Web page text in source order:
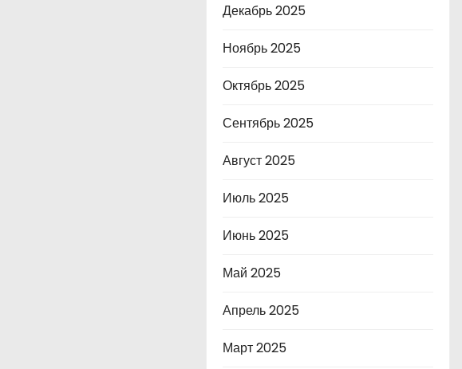
Декабрь 2025
Ноябрь 2025
Октябрь 2025
Сентябрь 2025
Август 2025
Июль 2025
Июнь 2025
Май 2025
Апрель 2025
Март 2025